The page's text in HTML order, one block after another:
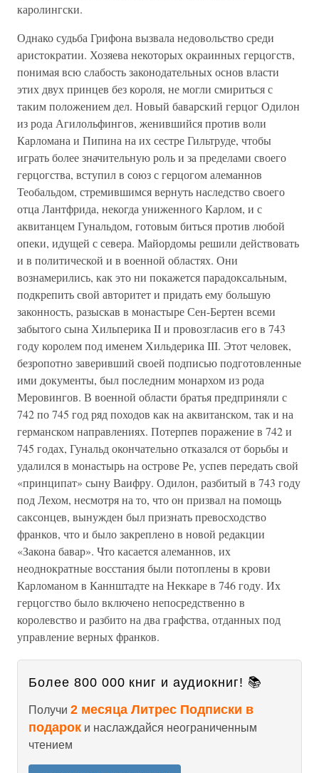
каролингски.
Однако судьба Грифона вызвала недовольство среди
аристократии. Хозяева некоторых окраинных герцогств,
понимая всю слабость законодательных основ власти
этих двух принцев без короля, не могли смириться с
таким положением дел. Новый баварский герцог Одилон
из рода Агилольфингов, женившийся против воли
Карломана и Пипина на их сестре Гильтруде, чтобы
играть более значительную роль и за пределами своего
герцогства, вступил в союз с герцогом алеманнов
Теобальдом, стремившимся вернуть наследство своего
отца Лантфрида, некогда униженного Карлом, и с
аквитанцем Гунальдом, готовым биться против любой
опеки, идущей с севера. Майордомы решили действовать
и в политической и в военной областях. Они
вознамерились, как это ни покажется парадоксальным,
подкрепить свой авторитет и придать ему большую
законность, разыскав в монастыре Сен-Бертен всеми
забытого сына Хильперика II и провозгласив его в 743
году королем под именем Хильдерика III. Этот человек,
безропотно заверивший своей подписью подготовленные
ими документы, был последним монархом из рода
Меровингов. В военной области братья предприняли с
742 по 745 год ряд походов как на аквитанском, так и на
германском направлениях. Потерпев поражение в 742 и
745 годах, Гунальд окончательно отказался от борьбы и
удалился в монастырь на острове Ре, успев передать свой
«принципат» сыну Ваифру. Одилон, разбитый в 743 году
под Лехом, несмотря на то, что он призвал на помощь
саксонцев, вынужден был признать превосходство
франков, что и было закреплено в новой редакции
«Закона бавар». Что касается алеманнов, их
неоднократные восстания были потоплены в крови
Карломаном в Каннштадте на Неккаре в 746 году. Их
герцогство было включено непосредственно в
королевство и разбито на два графства, отданных под
управление верных франков.
Более 800 000 книг и аудиокниг! 📚
Получи 2 месяца Литрес Подписки в
подарок и наслаждайся неограниченным
чтением